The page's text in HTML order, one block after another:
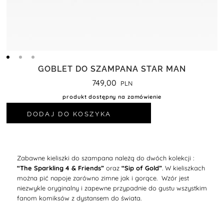
GOBLET DO SZAMPANA STAR MAN
749,00
produkt dostępny na zamówienie
DODAJ DO KOSZYKA
Zabawne kieliszki do szampana należą do dwóch kolekcji :
“The Sparkling 4 & Friends”oraz “Sip of Gold”. W kieliszkach
można pić napoje zarówno zimne jak i gorące. Wzór jest
niezwykle oryginalny i zapewne przypadnie do gustu wszystkim
fanom komiksów z dystansem do świata.